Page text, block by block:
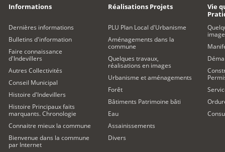
Informations
Dernières informations
Bulletins d'information
Faire connaissance
d'Indevillers
Autres Collectivités
Conseil Municipal
Histoire d'Indevillers
Histoire Principaux faits
marquants. Chronologie
Connaitre mieux la commune
Bienvenue dans la commune
par Internet
Réalisations Projets
PLU Plan Local d'Urbanisme
Aménagements dans la
commune
Quelques travaux,
réalisations en images
Urbanisme et aménagements
Forêt
Bâtiments Patrimoine bâti
Eau
Assainissements
Divers
Vie